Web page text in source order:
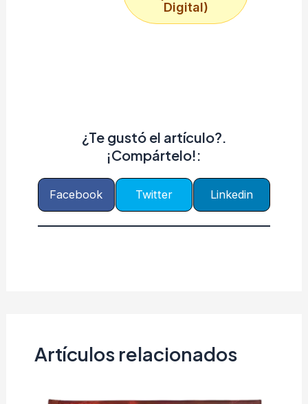
Digital)
¿Te gustó el artículo?.
¡Compártelo!:
Facebook Twitter Linkedin
Artículos relacionados